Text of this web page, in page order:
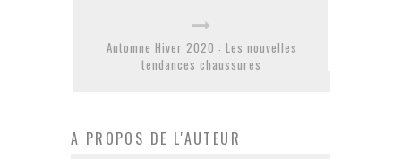
Automne Hiver 2020 : Les nouvelles
tendances chaussures
A PROPOS DE L'AUTEUR